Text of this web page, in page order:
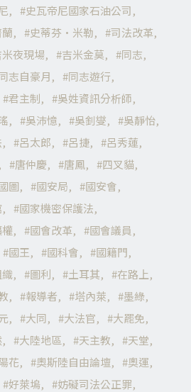
史瓦帝尼國家石油公司
史蒂芬·米勒
司法改革
米夜現場 吉米金莫
同志
志自豪月
同志遊行
君主制
吳姓資訊分析師
吳沛憶 吳釗燮
吳靜怡
呂太郎 呂捷
呂秀蓮
唐仲慶 唐鳳
四叉貓
圖 國安局
國安會
國家機密保護法
國會改革
國會議員
國王 國科會
國籍門
圖利 土耳其
在路上
報導者 塔內萊
墨綠
大同 大法官
大罷免
大陸地區 天主教
天堂
花 奧斯陸自由論壇
奧運
好萊塢
妨礙司法公正罪